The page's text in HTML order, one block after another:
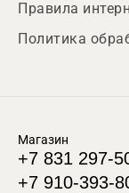
Правила
Политика
Магазин
+7 831 297-
+7 910-393-